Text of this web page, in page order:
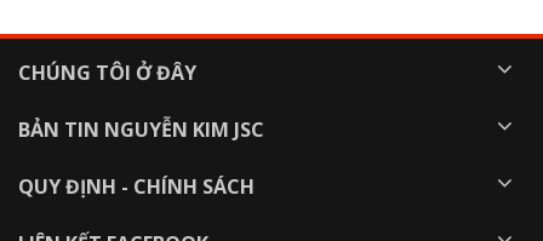
CHÚNG TÔI Ở ĐÂY
BẢN TIN NGUYỄN KIM JSC
QUY ĐỊNH - CHÍNH SÁCH